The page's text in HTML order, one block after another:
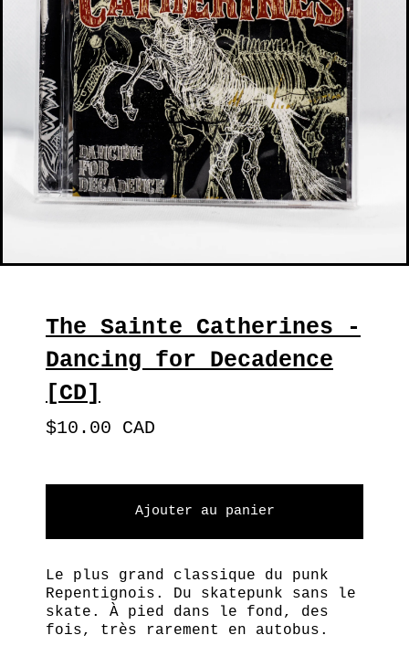
The Sainte Catherines -
Dancing for Decadence
[CD]
$10.00 CAD
Ajouter au panier
Le plus grand classique du punk
Repentignois. Du skatepunk sans le
skate. À pied dans le fond, des
fois, très rarement en autobus.